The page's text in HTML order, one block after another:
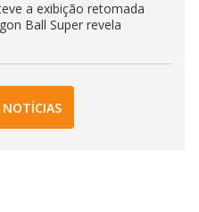
a exibição retomada
Ball Super revela
NOTÍCIAS